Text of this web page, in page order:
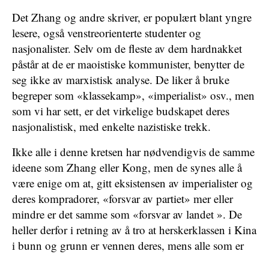
Det Zhang og andre skriver, er populært blant yngre
lesere, også venstreorienterte studenter og
nasjonalister. Selv om de fleste av dem hardnakket
påstår at de er maoistiske kommunister, benytter de
seg ikke av marxistisk analyse. De liker å bruke
begreper som «klassekamp», «imperialist» osv., men
som vi har sett, er det virkelige budskapet deres
nasjonalistisk, med enkelte nazistiske trekk.
Ikke alle i denne kretsen har nødvendigvis de samme
ideene som Zhang eller Kong, men de synes alle å
være enige om at, gitt eksistensen av imperialister og
deres kompradorer, «forsvar av partiet» mer eller
mindre er det samme som «forsvar av landet ». De
heller derfor i retning av å tro at herskerklassen i Kina
i bunn og grunn er vennen deres, mens alle som er